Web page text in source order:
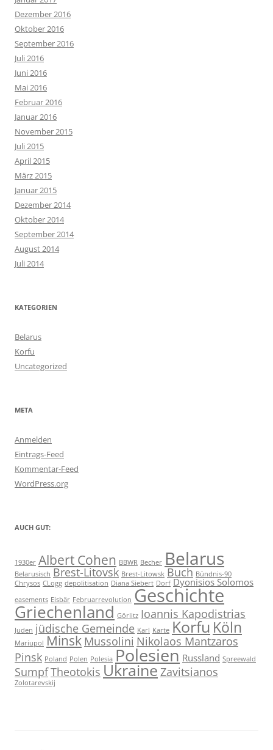
Dezember 2016
Oktober 2016
September 2016
Juli 2016
Juni 2016
Mai 2016
Februar 2016
Januar 2016
November 2015
Juli 2015
April 2015
März 2015
Januar 2015
Dezember 2014
Oktober 2014
September 2014
August 2014
Juli 2014
KATEGORIEN
Belarus
Korfu
Uncategorized
META
Anmelden
Eintrags-Feed
Kommentar-Feed
WordPress.org
AUCH GUT:
1930er Albert Cohen BBWR Becher Belarus
Belarusisch Brest-Litovsk Brest-Litowsk Buch Bündnis-90
Chrysos CLogg depolitisation Diana Siebert Dorf Dyonisios Solomos
easements Eisbär Februarrevolution Geschichte
Griechenland Görlitz Ioannis Kapodistrias
Juden jüdische Gemeinde Karl Karte Korfu Köln
Mariupol Minsk Mussolini Nikolaos Mantzaros
Pinsk Poland Polen Polesia Polesien Russland Spreewald
SumpfTheotokis UkraineZavitsianos
Zolotarevskij